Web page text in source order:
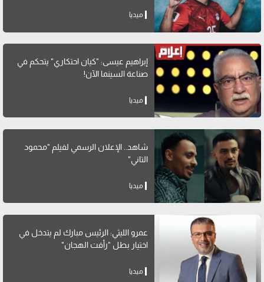
ميديا
إبراهيم عيسى: "كيان احتكاري" يتحكم في
صناعة السينما الآن!
ميديا
شاهد.. الإعلان الرسمي لفيلم "محمود
التاني"
ميديا
عمرو الليثي: الرئيس مبارك لم يتدخل في
اختيار بطل "رأفت الهجان"
ميديا